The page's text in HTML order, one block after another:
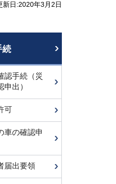
新日:2020年3月2日
続
認手続（災
出）
可
車の確認申
届出要領